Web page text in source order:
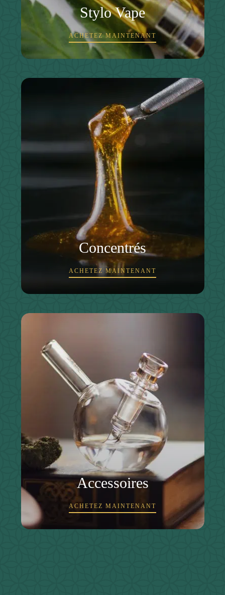
Stylo Vape
ACHETEZ MAINTENANT
Concentrés
ACHETEZ MAINTENANT
Accessoires
ACHETEZ MAINTENANT